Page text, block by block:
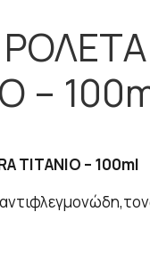
–
TITANIO – 100ml